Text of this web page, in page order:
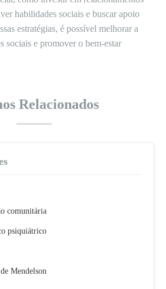
habilidades sociais e buscar apoio
estratégias, é possível melhorar a
sociais e promover o bem-estar
Relacionados
comunitária
psiquiátrico
Mendelson